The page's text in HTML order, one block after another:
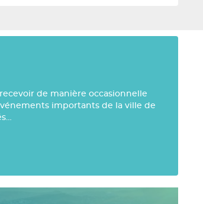
de manière occasionnelle
importants de la ville de